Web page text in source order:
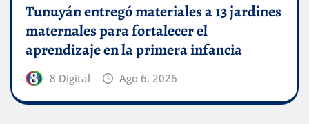
Tunuyán entregó materiales a 13 jardines
maternales para fortalecer el
aprendizaje en la primera infancia
8 Digital Ago 6, 2026